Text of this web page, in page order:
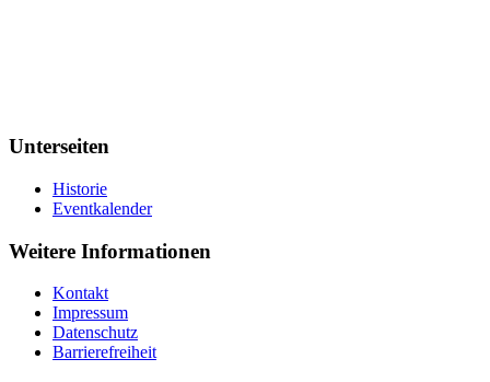
Unterseiten
Historie
Eventkalender
Weitere Informationen
Kontakt
Impressum
Datenschutz
Barrierefreiheit